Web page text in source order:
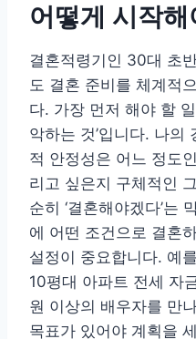
어떻게 시작
결혼적령기인 30대 초
도 결혼 준비를 체계적
다. 가장 먼저 해야 할
악하는 것’입니다. 나의
적 안정성은 어느 정도
리고 싶은지 구체적인
순히 ‘결혼해야겠다’는
에 어떤 조건으로 결혼
설정이 중요합니다. 예
10평대 아파트 전세 자
원 이상의 배우자를 만
목표가 있어야 계획을